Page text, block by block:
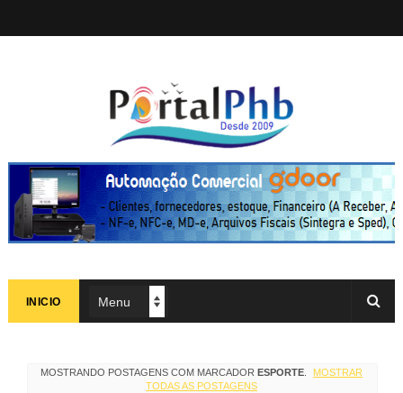
INICIO
MOSTRANDO POSTAGENS COM MARCADOR ESPORTE.
MOSTRAR
TODAS AS POSTAGENS